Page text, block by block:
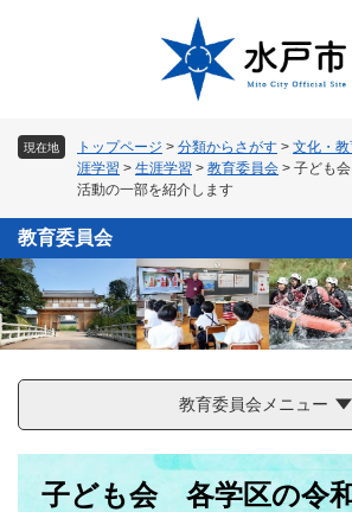
文
へ
現在地 トップページ > 分類からさがす > 文化・
涯学習 > 生涯学習 > 教育委員会 > 子ども
活動の一部を紹介します
教育委員会
教育委員会メニュー
子ども会 各学区の令